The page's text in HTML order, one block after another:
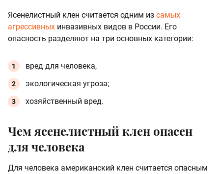
Ясенелистный клен считается одним из самых
агрессивных инвазивных видов в России. Его
опасность разделяют на три основных категории:
вред для человека,
экологическая угроза;
хозяйственный вред.
Чем ясенелистный клен опасен
для человека
Для человека американский клен считается опасным